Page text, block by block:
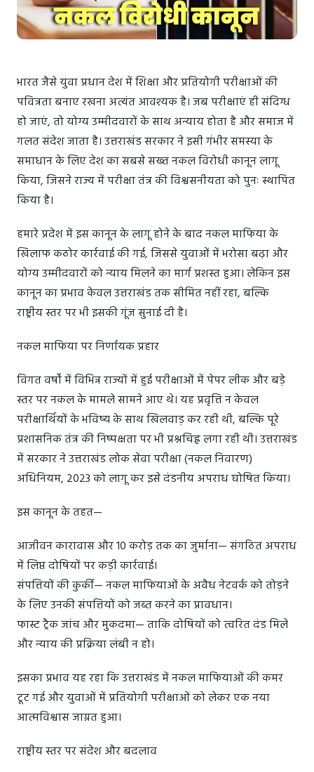
भारत जैसे युवा प्रधान देश में शिक्षा और प्रतियोगी परीक्षाओं की
पवित्रता बनाए रखना अत्यंत आवश्यक है। जब परीक्षाएं ही संदिग्ध
हो जाएं, तो योग्य उम्मीदवारों के साथ अन्याय होता है और समाज में
गलत संदेश जाता है। उत्तराखंड सरकार ने इसी गंभीर समस्या के
समाधान के लिए देश का सबसे सख्त नकल विरोधी कानून लागू
किया, जिसने राज्य में परीक्षा तंत्र की विश्वसनीयता को पुनः स्थापित
किया है।
हमारे प्रदेश में इस कानून के लागू होने के बाद नकल माफिया के
खिलाफ कठोर कार्रवाई की गई, जिससे युवाओं में भरोसा बढ़ा और
योग्य उम्मीदवारों को न्याय मिलने का मार्ग प्रशस्त हुआ। लेकिन इस
कानून का प्रभाव केवल उत्तराखंड तक सीमित नहीं रहा, बल्कि
राष्ट्रीय स्तर पर भी इसकी गूंज सुनाई दी है।
नकल माफिया पर निर्णायक प्रहार
विगत वर्षों में विभिन्न राज्यों में हुई परीक्षाओं में पेपर लीक और बड़े
स्तर पर नकल के मामले सामने आए थे। यह प्रवृत्ति न केवल
परीक्षार्थियों के भविष्य के साथ खिलवाड़ कर रही थी, बल्कि पूरे
प्रशासनिक तंत्र की निष्पक्षता पर भी प्रश्नचिह्न लगा रही थी। उत्तराखंड
में सरकार ने उत्तराखंड लोक सेवा परीक्षा (नकल निवारण)
अधिनियम, 2023 को लागू कर इसे दंडनीय अपराध घोषित किया।
इस कानून के तहत—
आजीवन कारावास और 10 करोड़ तक का जुर्माना— संगठित अपराध
में लिप्त दोषियों पर कड़ी कार्रवाई।
संपत्तियों की कुर्की— नकल माफियाओं के अवैध नेटवर्क को तोड़ने
के लिए उनकी संपत्तियों को जब्त करने का प्रावधान।
फास्ट ट्रैक जांच और मुकदमा— ताकि दोषियों को त्वरित दंड मिले
और न्याय की प्रक्रिया लंबी न हो।
इसका प्रभाव यह रहा कि उत्तराखंड में नकल माफियाओं की कमर
टूट गई और युवाओं में प्रतियोगी परीक्षाओं को लेकर एक नया
आत्मविश्वास जाग्रत हुआ।
राष्ट्रीय स्तर पर संदेश और बदलाव